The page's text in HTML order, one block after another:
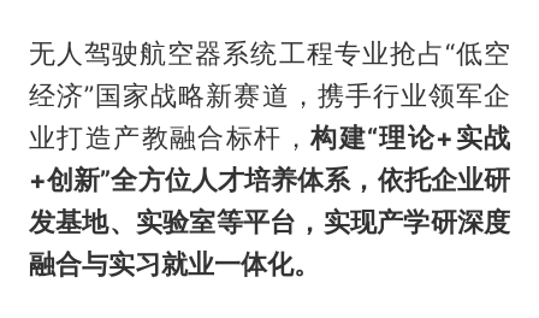
无人驾驶航空器系统工程专业抢占“低空
经济”国家战略新赛道，携手行业领军企
业打造产教融合标杆，构建“理论+实战
+创新”全方位人才培养体系，依托企业研
发基地、实验室等平台，实现产学研深度
融合与实习就业一体化。